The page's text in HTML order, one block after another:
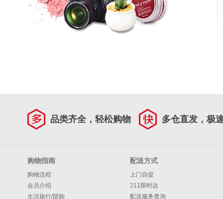
品类齐全，轻松购物 多仓直发，极
购物指南
购物流程
会员介绍
生活旅行/团购
配送方式
上门自提
211限时达
配送服务查询